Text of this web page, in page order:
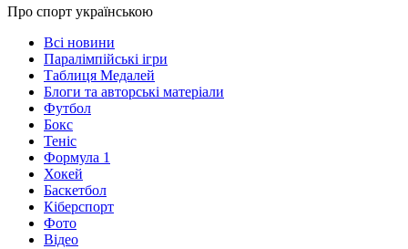
Про спорт українською
Всі новини
Паралімпійські ігри
Таблиця Медалей
Блоги та авторські матеріали
Футбол
Бокс
Теніс
Формула 1
Хокей
Баскетбол
Кіберспорт
Фото
Відео